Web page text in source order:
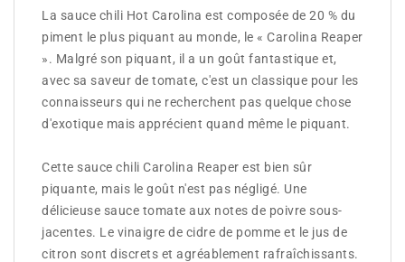
La sauce chili Hot Carolina est composée de 20 % du
piment le plus piquant au monde, le « Carolina Reaper
». Malgré son piquant, il a un goût fantastique et,
avec sa saveur de tomate, c'est un classique pour les
connaisseurs qui ne recherchent pas quelque chose
d'exotique mais apprécient quand même le piquant.
Cette sauce chili Carolina Reaper est bien sûr
piquante, mais le goût n'est pas négligé. Une
délicieuse sauce tomate aux notes de poivre sous-
jacentes. Le vinaigre de cidre de pomme et le jus de
citron sont discrets et agréablement rafraîchissants.